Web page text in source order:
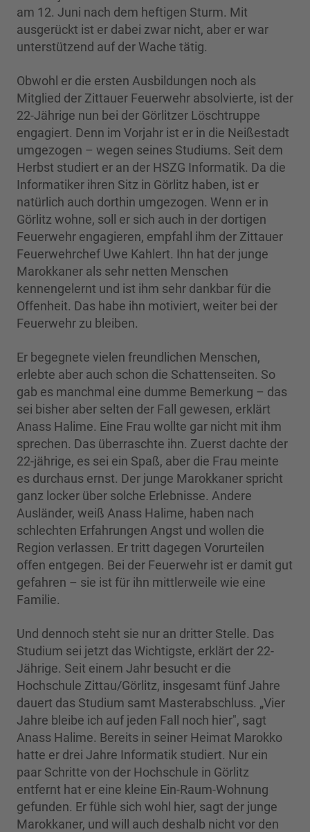
am 12. Juni nach dem heftigen Sturm. Mit
ausgerückt ist er dabei zwar nicht, aber er war
unterstützend auf der Wache tätig.
Obwohl er die ersten Ausbildungen noch als
Mitglied der Zittauer Feuerwehr absolvierte, ist der
22-Jährige nun bei der Görlitzer Löschtruppe
engagiert. Denn im Vorjahr ist er in die Neißestadt
umgezogen – wegen seines Studiums. Seit dem
Herbst studiert er an der HSZG Informatik. Da die
Informatiker ihren Sitz in Görlitz haben, ist er
natürlich auch dorthin umgezogen. Wenn er in
Görlitz wohne, soll er sich auch in der dortigen
Feuerwehr engagieren, empfahl ihm der Zittauer
Feuerwehrchef Uwe Kahlert. Ihn hat der junge
Marokkaner als sehr netten Menschen
kennengelernt und ist ihm sehr dankbar für die
Offenheit. Das habe ihn motiviert, weiter bei der
Feuerwehr zu bleiben.
Er begegnete vielen freundlichen Menschen,
erlebte aber auch schon die Schattenseiten. So
gab es manchmal eine dumme Bemerkung – das
sei bisher aber selten der Fall gewesen, erklärt
Anass Halime. Eine Frau wollte gar nicht mit ihm
sprechen. Das überraschte ihn. Zuerst dachte der
22-jährige, es sei ein Spaß, aber die Frau meinte
es durchaus ernst. Der junge Marokkaner spricht
ganz locker über solche Erlebnisse. Andere
Ausländer, weiß Anass Halime, haben nach
schlechten Erfahrungen Angst und wollen die
Region verlassen. Er tritt dagegen Vorurteilen
offen entgegen. Bei der Feuerwehr ist er damit gut
gefahren – sie ist für ihn mittlerweile wie eine
Familie.
Und dennoch steht sie nur an dritter Stelle. Das
Studium sei jetzt das Wichtigste, erklärt der 22-
Jährige. Seit einem Jahr besucht er die
Hochschule Zittau/Görlitz, insgesamt fünf Jahre
dauert das Studium samt Masterabschluss. „Vier
Jahre bleibe ich auf jeden Fall noch hier", sagt
Anass Halime. Bereits in seiner Heimat Marokko
hatte er drei Jahre Informatik studiert. Nur ein
paar Schritte von der Hochschule in Görlitz
entfernt hat er eine kleine Ein-Raum-Wohnung
gefunden. Er fühle sich wohl hier, sagt der junge
Marokkaner, und will auch deshalb nicht vor den